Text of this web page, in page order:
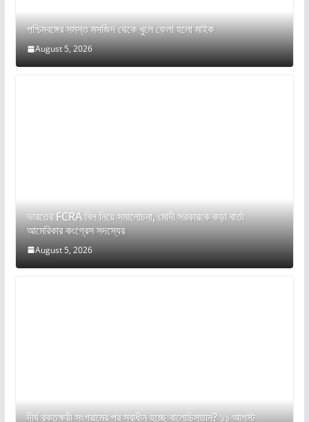
পশ্চিমবঙ্গের সমস্ত মসজিদ থেকে খুলে ফেলা হলো মাইক
August 5, 2026
ভারতের FCRA বিল নিয়ে সমালোচনা, মোদী সরকারকে কড়া বার্তা
আমেরিকার কংগ্রেস সদস্যের
August 5, 2026
দীর্ঘ রক্তক্ষয়ী সংগ্রামের পর স্বাধীন হচ্ছে বালোচিস্তান? ১১ আগস্ট